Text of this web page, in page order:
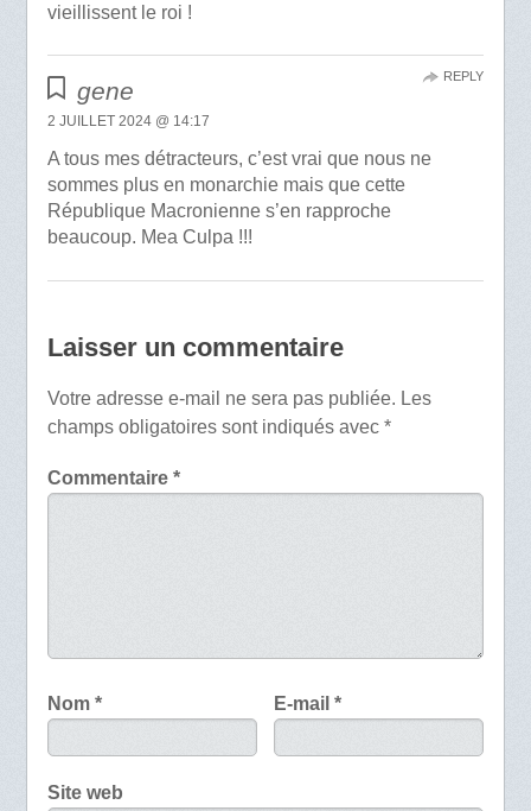
vieillissent le roi !
gene
2 JUILLET 2024 @ 14:17
A tous mes détracteurs, c’est vrai que nous ne
sommes plus en monarchie mais que cette
République Macronienne s’en rapproche
beaucoup. Mea Culpa !!!
REPLY
Laisser un commentaire
Votre adresse e-mail ne sera pas publiée. Les
champs obligatoires sont indiqués avec *
Commentaire *
Nom * E-mail*
Site web